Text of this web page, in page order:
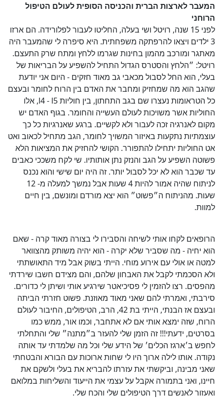
המעבר לארצות הברית והכניסה הסופית לעולם הטיפול
הרוחני
לפני 15 שנה, רויטל ושי בעלה, החליטו לעבור לפלורידה. הם ארזו
3 ילדים ויצאו להרפתקה משפחתית. היא סיפרה לי שהמעבר היה
מאתגר ומורכב מהמון בחינות שגרמו ללחץ ומתח שרק התעצם.
רויטל: ״הלחץ והסטרס הגדול התחיל להשפיע על הבריאות של
בעלי, הוא החל לסבול מכאבי גב מאוד חזקים - היום אני יודעת
שהגב הוא מה שמחזיק ומחבר את האדם בין הרוח לחומר ובעצם
כל הטראומות נעצרו שם בגב התחתון, בין חוליות l4 - l5, אלו
החוליות אשר משויכות לעולם העשייה והחומר. בגוף האדם יש
מקום לאנרגיה זכה לעבור ולא לקשיים. ברגע שאנרגיות כל כך
עוצמתיות נתקעות באיזור המשויך לחומר, הגב מתחיל לכאוב ואט
אט החוליות יתחילו להתפורר. הקושי להחזיק את המציאות הלא
פשוטה השפיע על הגב והנזק נתן אותותיו. שי לקח משככי כאבים
עד שכבר הוא לא יכל לסבול יותר. זה היה יום שישי והוא נכנס
לניתוח שהיה אמור להיות 4 שעות אבל נמשך למעלה מ- 12
שעות. מהניתוח ה״פשוט״ הוא יצא מורדם ומונשם, בין חיים
למוות.
הרופאים לקחו אותי לשיחה והסבירו לי בצורה מאוד קרה - שאם
הוא יחיה - מה שסביר שלא יקרה - הוא יהיה משותק מהצוואר
למטה או אולי עם אירוע מוחי. הייתי בשוק אבל מיד התאושתתי
ולא הסכמתי לקבל את האבחון שלהם, והם מצידם חשבו שירדתי
מהפסים. רצו להזמין לי פסיכיאטר שירגיע אותי ושיתן לי כדורים.
סירבתי, ואמרתי להם שאני מאוד מאוזנת. פשוט חזרתי הביתה
ובעצם אז הבנתי, הייתי בת 42, הרב, הטיפולים, החיבור לעולם
הרוח, שזה ימצא אותי אם לא אתחבר, וכמו אור, ממש כמו
בסרטים, ידעתי!!! זה הזמן שלי להעזר ב״מתנה״ שלי והתחלתי
לחפש ב׳ארגז הכלים׳ של הידע שלי וכל מה שלמדתי עד אותה
נקודה. אותו לילה ארוך היו לי שחות ארוכות עם הבורא והבטחתי
שאני מבינה, וביקשתי את עזרתו להבריא את בעלי ולשקם את
חיינו, ואני בתמורה אקבל על עצמי את הייעוד והשליחות במלואם
ואעזור לאנשים דרך הטיפולים שלי והכח שלי.